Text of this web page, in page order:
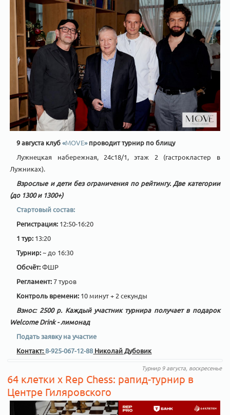
9 августа клуб«MOVE»проводит турнир по блицу
Лужнецкая набережная, 24с18/1, этаж 2 (гастрокластер в
Лужниках).
Взрослые и дети без ограничения по рейтингу. Две категории
(до 1300 и 1300+)
Стартовый состав:
Регистрация: 12:50-16:20
1 тур: 13:20
Турнир:~ до 16:30
Обсчёт:ФШР
Регламент:7 туров
Контроль времени: 10 минут + 2 секунды
Взнос: 2500 р. Каждый участник турнира получает в подарок
Welcome Drink - лимонад
Подать заявку на участие
Контакт:8-925-067-12-88 Николай Дубовик
Турнир 9 августа, воскресенье
64 клетки x Rep Chess: рапид-турнир в
Центре Гиляровского